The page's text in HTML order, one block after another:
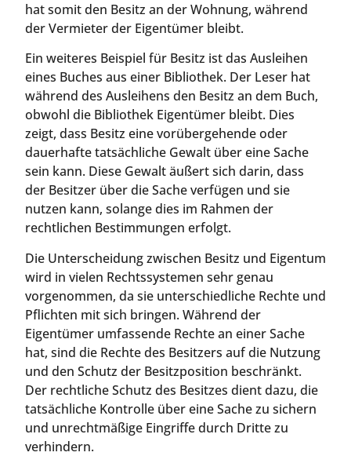
hat somit den Besitz an der Wohnung, während
der Vermieter der Eigentümer bleibt.
Ein weiteres Beispiel für Besitz ist das Ausleihen
eines Buches aus einer Bibliothek. Der Leser hat
während des Ausleihens den Besitz an dem Buch,
obwohl die Bibliothek Eigentümer bleibt. Dies
zeigt, dass Besitz eine vorübergehende oder
dauerhafte tatsächliche Gewalt über eine Sache
sein kann. Diese Gewalt äußert sich darin, dass
der Besitzer über die Sache verfügen und sie
nutzen kann, solange dies im Rahmen der
rechtlichen Bestimmungen erfolgt.
Die Unterscheidung zwischen Besitz und Eigentum
wird in vielen Rechtssystemen sehr genau
vorgenommen, da sie unterschiedliche Rechte und
Pflichten mit sich bringen. Während der
Eigentümer umfassende Rechte an einer Sache
hat, sind die Rechte des Besitzers auf die Nutzung
und den Schutz der Besitzposition beschränkt.
Der rechtliche Schutz des Besitzes dient dazu, die
tatsächliche Kontrolle über eine Sache zu sichern
und unrechtmäßige Eingriffe durch Dritte zu
verhindern.